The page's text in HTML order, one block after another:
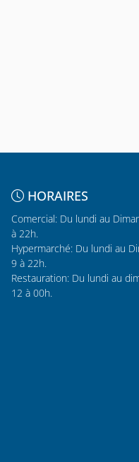
HORAIRES
Comercial: Du lundi au
à 22h.
Hypermarché: Du lundi au
9 à 22h.
Restauration: Du lundi au
12 à 00h.